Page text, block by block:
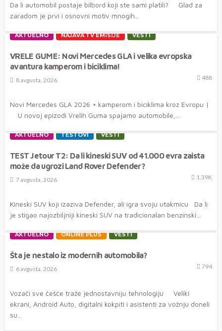
Da li automobil postaje bilbord koji ste sami platili? Glad za
zaradom je prvi i osnovni motiv mnogih...
AKTUELNO NAJAVA TV EMISIJE VESTI
VRELE GUME: Novi Mercedes GLA i velika evropska
avantura kamperom i biciklima!
8 avgusta, 2026 488
Novi Mercedes GLA 2026 + kamperom i biciklima kroz Evropu |
U novoj epizodi Vrelih Guma spajamo automobile,...
AKTUELNO TESTOVI VESTI
TEST Jetour T2: Da li kineski SUV od 41.000 evra zaista
može da ugrozi Land Rover Defender?
7 avgusta, 2026 1.39K
Kineski SUV koji izaziva Defender, ali igra svoju utakmicu Da li
je stigao najozbiljniji kineski SUV na tradicionalan benzinski...
AKTUELNO ONLINE PLUS VESTI
Šta je nestalo iz modernih automobila?
6 avgusta, 2026 794
Vozači sve češće traže jednostavniju tehnologiju Veliki
ekrani, Android Auto, digitalni kokpiti i asistenti za vožnju doneli
su...